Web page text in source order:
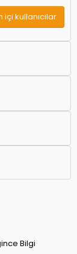
içi kullanıcılar
Bilgi